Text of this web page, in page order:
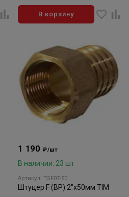
В корзину
1 190 ₽/шт
В наличии: 23 шт
Артикул: TSF07-50
Штуцер F (BP) 2"x50мм TIM